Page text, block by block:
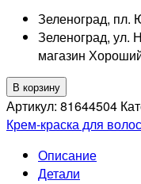
Зеленоград, пл.
Зеленоград, ул.
магазин
Количество
товара
LONDA
7/77
LONDACOLOR
В корзину
Артикул: 81644504
Крем-краска для волос
Описание
Детали